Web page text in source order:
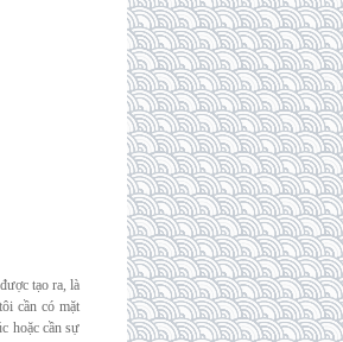
tạo ra, là
cần có mặt
hoặc cần sự